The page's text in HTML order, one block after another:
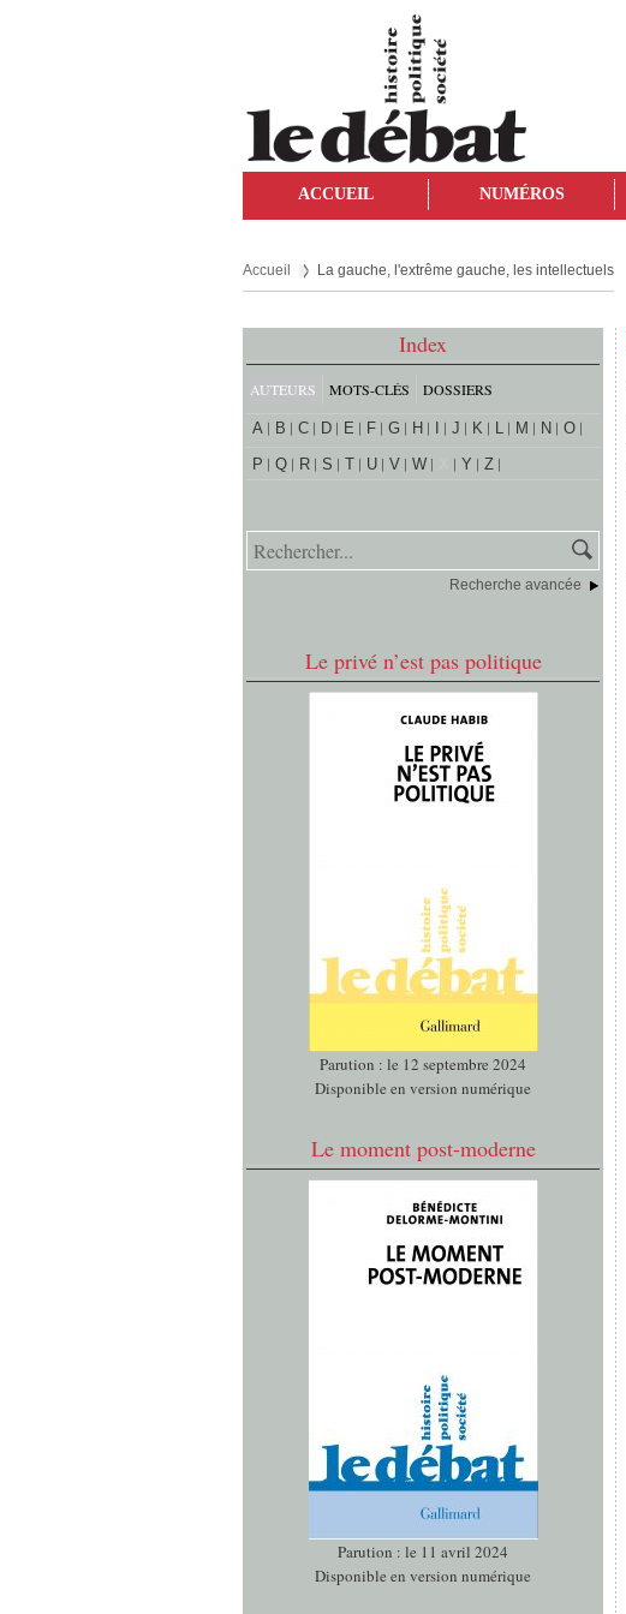
ACCUEIL NUMÉROS
Accueil La gauche, l'extrême gauche, les intellectuels
Index
AUTEURS MOTS-CLÉS DOSSIERS
A B C D E F G H J K L M N
O
P
Q R S T U V W Y Z
Recherche avancée
Le privé n’est pas politique
Parution : le 12 septembre 2024
Disponible en version numérique
Le moment post-moderne
Parution : le 11 avril 2024
Disponible en version numérique